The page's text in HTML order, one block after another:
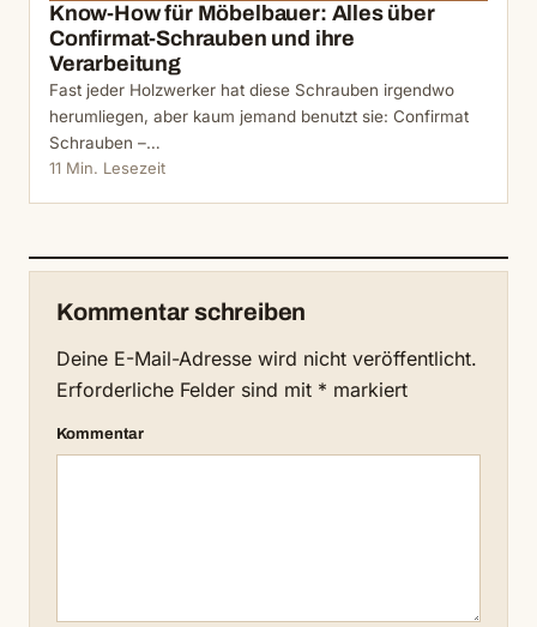
Know-How für Möbelbauer: Alles über
Confirmat-Schrauben und ihre
Verarbeitung
Fast jeder Holzwerker hat diese Schrauben irgendwo
herumliegen, aber kaum jemand benutzt sie: Confirmat
Schrauben –…
11 Min. Lesezeit
Kommentar schreiben
Deine E-Mail-Adresse wird nicht veröffentlicht.
Erforderliche Felder sind mit * markiert
Kommentar